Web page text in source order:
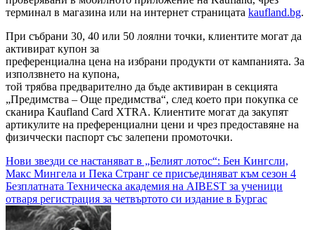
терминал в магазина или на интернет страницата kaufland.bg.
При събрани 30, 40 или 50 лоялни точки, клиентите могат да
активират купон за
преференциална цена на избрани продукти от кампанията. За
използвнето на купона,
той трябва предварително да бъде активиран в секцията
„Предимства – Още предимства“, след което при покупка се
сканира Kaufland Card XTRA. Клиентите могат да закупят
артикулите на преференциални цени и чрез предоставяне на
физиччески паспорт със залепени промоточки.
Навигация
Нови звезди се настаняват в „Белият лотос“: Бен Кингсли,
Макс Мингела и Пека Странг се присъединяват към сезон 4
Безплатната Техническа академия на AIBEST за ученици
отваря регистрация за четвъртото си издание в Бургас